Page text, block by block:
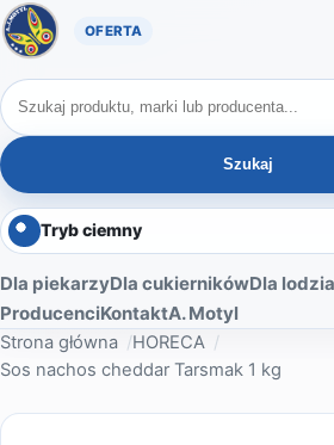
Oferta A. Motyl
Szukaj produktów
Szukaj
Tryb ciemny
Dla piekarzyDla cukiernikówDla
ProducenciKontaktA. Motyl
Strona główna
HORECA
Sos nachos cheddar Tarsmak 1 kg